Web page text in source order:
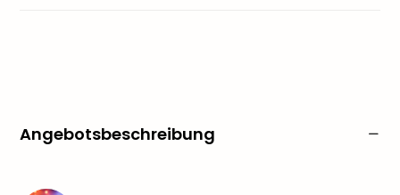
Angebotsbeschreibung